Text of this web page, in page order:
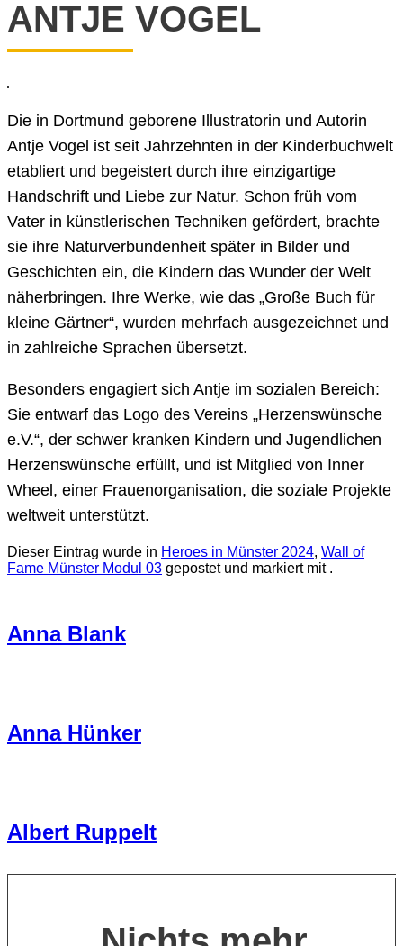
ANTJE VOGEL
Die in Dortmund geborene Illustratorin und Autorin
Antje Vogel ist seit Jahrzehnten in der Kinderbuchwelt
etabliert und begeistert durch ihre einzigartige
Handschrift und Liebe zur Natur. Schon früh vom
Vater in künstlerischen Techniken gefördert, brachte
sie ihre Naturverbundenheit später in Bilder und
Geschichten ein, die Kindern das Wunder der Welt
näherbringen. Ihre Werke, wie das „Große Buch für
kleine Gärtner“, wurden mehrfach ausgezeichnet und
in zahlreiche Sprachen übersetzt.
Besonders engagiert sich Antje im sozialen Bereich:
Sie entwarf das Logo des Vereins „Herzenswünsche
e.V.“, der schwer kranken Kindern und Jugendlichen
Herzenswünsche erfüllt, und ist Mitglied von Inner
Wheel, einer Frauenorganisation, die soziale Projekte
weltweit unterstützt.
Dieser Eintrag wurde in Heroes in Münster 2024, Wall of
Fame Münster Modul 03 gepostet und markiert mit .
Anna Blank
Anna Hünker
Albert Ruppelt